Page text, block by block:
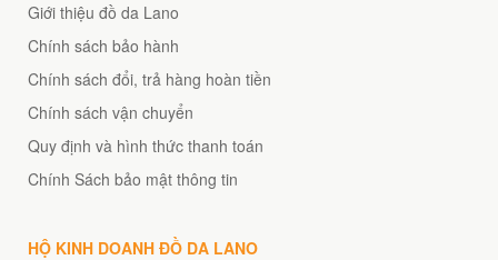
Giới thiệu đồ da Lano
Chính sách bảo hành
Chính sách đổi, trả hàng hoàn tiền
Chính sách vận chuyển
Quy định và hình thức thanh toán
Chính Sách bảo mật thông tin
HỘ KINH DOANH ĐỒ DA LANO